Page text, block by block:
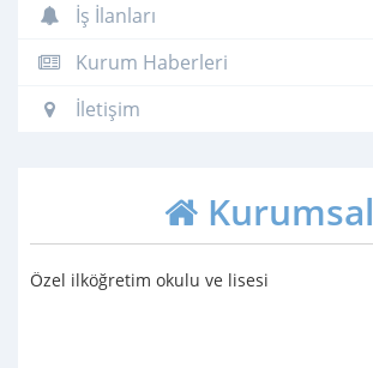
İş İlanları
Kurum Haberleri
İletişim
Kurumsal
Özel ilköğretim okulu ve lisesi